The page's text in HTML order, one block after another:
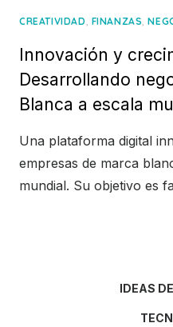
CREATIVIDAD, FINANZAS,
Innovación y
Desarrollando
Blanca a escala
Una plataforma digital
empresas de marca
mundial. Su objetivo es
IDEAS